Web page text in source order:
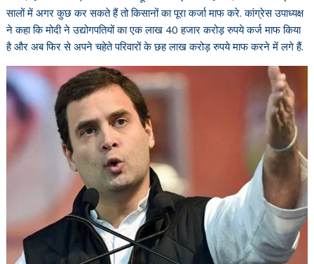
सालों में अगर कुछ कर सकते हैं तो किसानों का पूरा कर्जा माफ करे. कांग्रेस उपाध्यक्ष
ने कहा कि मोदी ने उद्योगपतियों का एक लाख 40 हजार करोड़ रुपये कर्ज माफ किया
है और अब फिर से अपने चहेते परिवारों के छह लाख करोड़ रुपये माफ करने में लगे हैं.